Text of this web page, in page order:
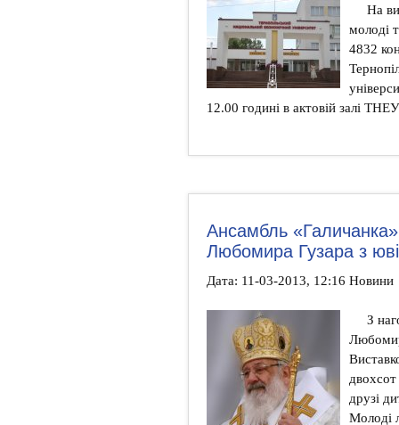
На
молоді
4832
12.00 годині в актовій залі
Ансамбль
Любомира Гузара з
Дата: 11-03-2013, 12:16 Новини
З
двохсот
друзі
Молоді